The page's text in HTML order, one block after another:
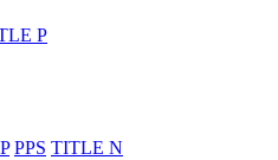
P
P PPS TITLE N